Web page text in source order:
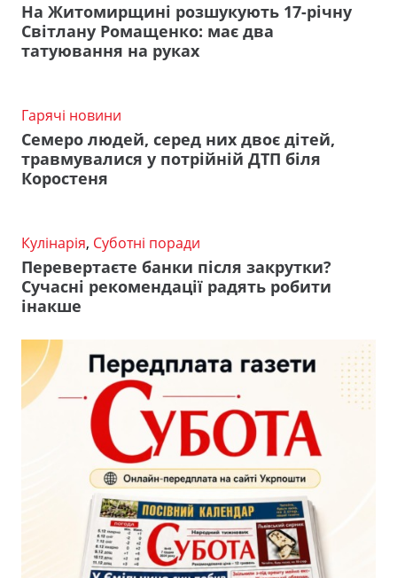
На Житомирщині розшукують 17-річну
Світлану Ромащенко: має два
татуювання на руках
Гарячі новини
Семеро людей, серед них двоє дітей,
травмувалися у потрійній ДТП біля
Коростеня
Кулінарія, Суботні поради
Перевертаєте банки після закрутки?
Сучасні рекомендації радять робити
інакше